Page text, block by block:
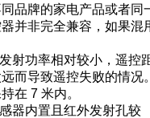
品牌的家电产品或者同
并非完全兼容，如果混
射功率相对较小，遥控
而导致遥控失败的情况
在 7 米内。
器内置且红外发射孔较